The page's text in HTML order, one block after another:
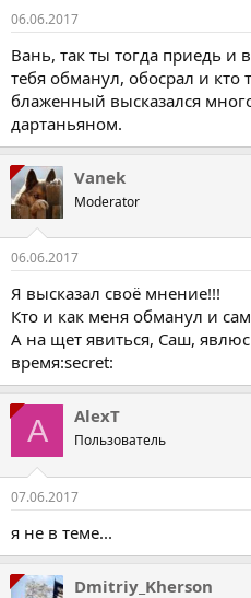
06.06.2017
Вань, так ты тогда приедь и
тебя обманул, обосрал и кто
блаженный высказался
дартаньяном.
Vanek
Moderator
06.06.2017
Я высказал своё мнение!!!
Кто и как меня обманул и
А на щет явиться, Саш,
время:secret:
A AlexT
Пользователь
07.06.2017
я не в теме...
Dmitriy_Kherson